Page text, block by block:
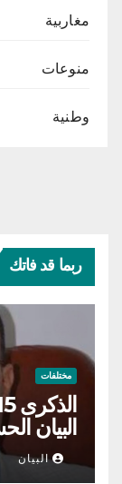
مغاربية
منوعات
وطنية
ربما قد فاتك
مختلفات
البيان
عاشالبيان